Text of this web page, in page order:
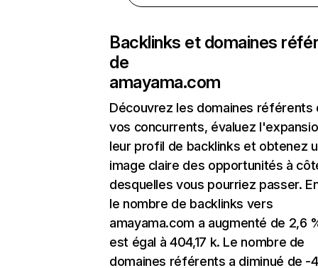
Backlinks et domaines
de
amayama.com
Découvrez les domaines référents
vos concurrents, évaluez
leur profil de backlinks et obtenez
image claire des opportunités à
desquelles vous pourriez passer.
le nombre de backlinks vers
amayama.com a augmenté de 2,6
est égal à 404,17 k. Le nombre de
domaines référents a diminué de -